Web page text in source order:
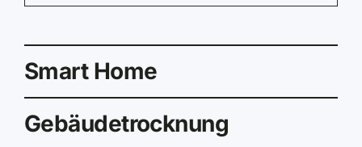
Smart Home
Gebäudetrocknung